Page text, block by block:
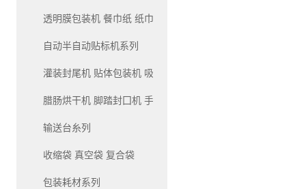
透明膜包装机 餐巾纸 纸巾 包装机系列
自动半自动贴标机系列
灌装封尾机 贴体包装机 吸塑包装机系列
腊肠烘干机 脚踏封囗机 手压封口机系列
输送台糸列
收缩袋 真空袋 复合袋
包装耗材系列